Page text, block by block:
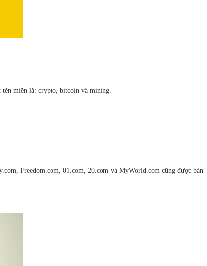
tên miền là: crypto, bitcoin và mining.
Freedom.com, 01.com, 20.com và MyWorld.com cũng được bán